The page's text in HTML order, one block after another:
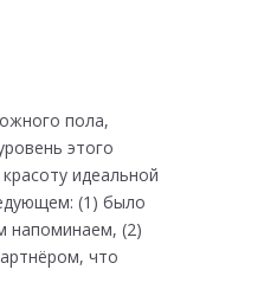
пола,
этого
идеальной
(1) было
напоминаем, (2)
что